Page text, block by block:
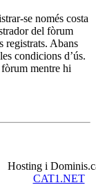
se només costa
del fòrum
registrats. Abans
condicions d’ús.
mentre hi
Hosting i
CAT1.NET